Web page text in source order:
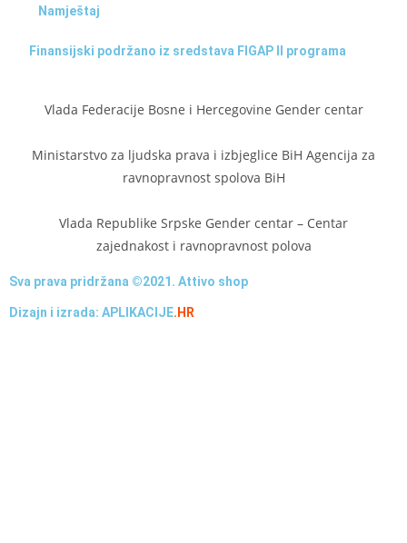
Namještaj
Finansijski podržano iz sredstava FIGAP II programa
Vlada Federacije Bosne i Hercegovine Gender centar
Ministarstvo za ljudska prava i izbjeglice BiH Agencija za
ravnopravnost spolova BiH
Vlada Republike Srpske Gender centar – Centar
zajednakost i ravnopravnost polova
Sva prava pridržana ©2021. Attivo shop
Dizajn i izrada: APLIKACIJE.HR